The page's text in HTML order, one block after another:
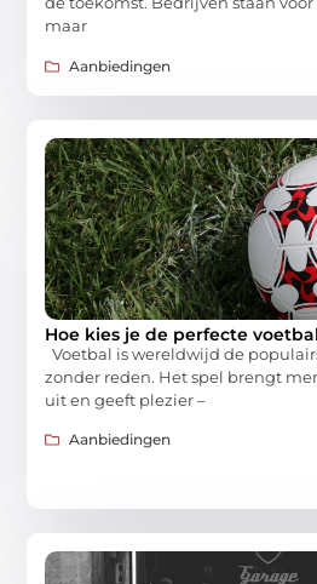
maar
Aanbiedingen
Hoe kies je de perfecte
Voetbal is wereldwijd de
zonder reden. Het spel brengt
uit en geeft plezier –
Aanbiedingen